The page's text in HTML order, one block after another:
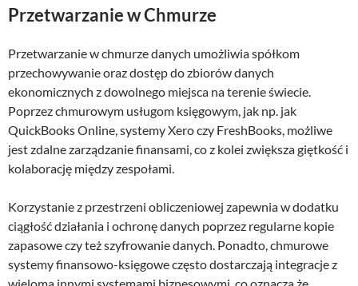
Przetwarzanie w Chmurze
Przetwarzanie w chmurze danych umożliwia spółkom
przechowywanie oraz dostęp do zbiorów danych
ekonomicznych z dowolnego miejsca na terenie świecie.
Poprzez chmurowym usługom księgowym, jak np. jak
QuickBooks Online, systemy Xero czy FreshBooks, możliwe
jest zdalne zarządzanie finansami, co z kolei zwiększa giętkość i
kolaborację między zespołami.
Korzystanie z przestrzeni obliczeniowej zapewnia w dodatku
ciągłość działania i ochronę danych poprzez regularne kopie
zapasowe czy też szyfrowanie danych. Ponadto, chmurowe
systemy finansowo-księgowe często dostarczają integracje z